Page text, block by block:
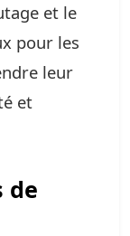
et le
pour les
leur
et
de